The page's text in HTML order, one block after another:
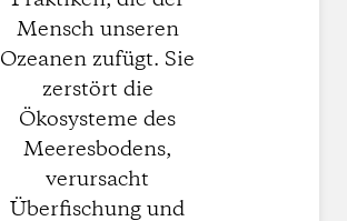
Mensch unseren
Ozeanen zufügt. Sie
zerstört die
Ökosysteme des
Meeresbodens,
verursacht
Überfischung und